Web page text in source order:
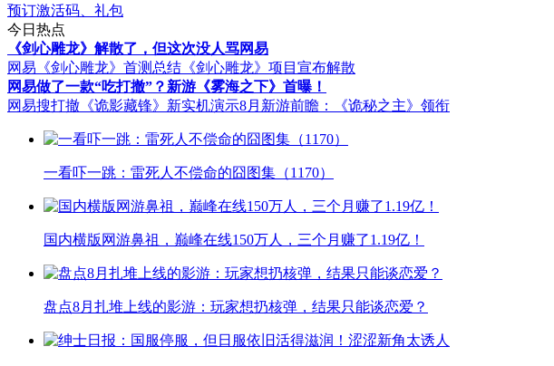
预订激活码、礼包
今日热点
《剑心雕龙》解散了，但这次没人骂网易
网易《剑心雕龙》首测总结 《剑心雕龙》项目宣布解散
网易做了一款“吃打撤”？新游《雾海之下》首曝！
网易搜打撤《诡影藏锋》新实机演示8月新游前瞻：《诡秘之主》领衔
一看吓一跳：雷死人不偿命的囧图集（1170）
国内横版网游鼻祖，巅峰在线150万人，三个月赚了1.19亿！
盘点8月扎堆上线的影游：玩家想扔核弹，结果只能谈恋爱？